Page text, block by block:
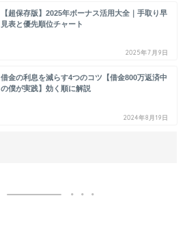
【超保存版】2025年ボーナス活用大全｜手取り早
見表と優先順位チャート
2025年7月9日
借金の利息を減らす4つのコツ【借金800万返済中
の僕が実践】効く順に解説
2024年8月19日